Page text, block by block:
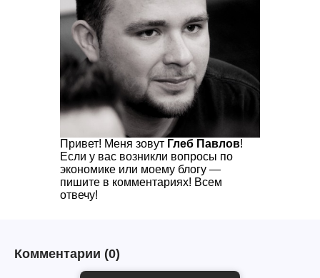
Привет! Меня зовут Глеб Павлов!
Если у вас возникли вопросы по
экономике или моему блогу —
пишите в комментариях! Всем
отвечу!
Комментарии (0)